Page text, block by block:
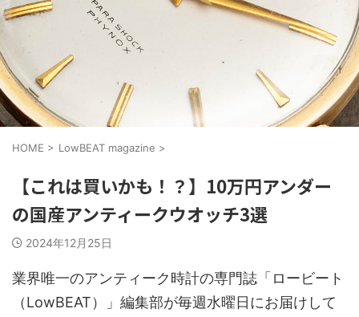
HOME > LowBEAT magazine >
【これは買いかも！？】10万円アンダー
の国産アンティークウオッチ3選
2024年12月25日
業界唯一のアンティーク時計の専門誌「ロービート
（LowBEAT）」編集部が毎週水曜日にお届けして